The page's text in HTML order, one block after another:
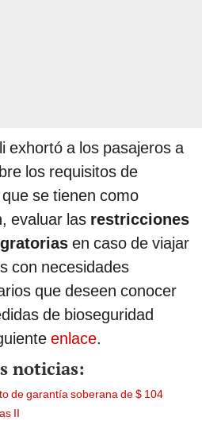
exhortó a los pasajeros a
los requisitos de
se tienen como
evaluar las restricciones
en caso de viajar
con necesidades
que deseen conocer
de bioseguridad
enlace.
noticias:
de garantía soberana de $ 104
II